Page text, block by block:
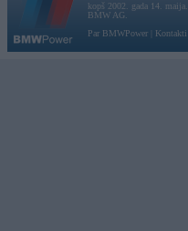
kopš 2002. gada 14.
BMW AG.
Par BMWPower
Kontakti